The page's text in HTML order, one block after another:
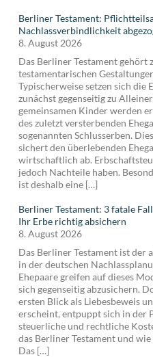
Berliner Testament:
Nachlassverbindlichkeit
8. August 2026
Das Berliner Testament gehört
testamentarischen
Typischerweise setzen sich die
zunächst gegenseitig zu
gemeinsamen Kinder werden
des zuletzt versterbenden
sogenannten Schlusserben.
sichert den überlebenden
wirtschaftlich ab.
jedoch Nachteile haben.
ist deshalb eine […]
Berliner Testament: 3 fatale
Ihr Erbe richtig absichern
8. August 2026
Das Berliner Testament ist der
in der deutschen
Ehepaare greifen auf dieses
sich gegenseitig abzusichern.
ersten Blick als Liebesbeweis
erscheint, entpuppt sich in der
steuerliche und rechtliche
das Berliner Testament und
Das […]